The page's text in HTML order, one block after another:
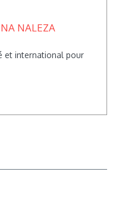
NALEZA
et international pour